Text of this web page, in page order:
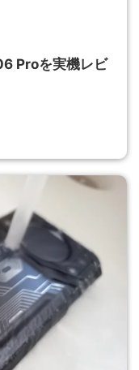
Proを実機レビ